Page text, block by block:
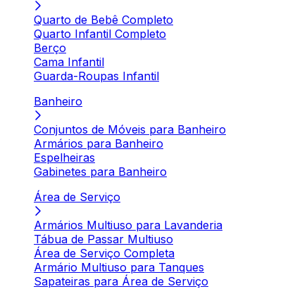
Quarto de Bebê Completo
Quarto Infantil Completo
Berço
Cama Infantil
Guarda-Roupas Infantil
Banheiro
Conjuntos de Móveis para Banheiro
Armários para Banheiro
Espelheiras
Gabinetes para Banheiro
Área de Serviço
Armários Multiuso para Lavanderia
Tábua de Passar Multiuso
Área de Serviço Completa
Armário Multiuso para Tanques
Sapateiras para Área de Serviço